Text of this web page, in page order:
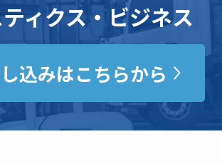
ィクス・ビジネス
込みはこちらから